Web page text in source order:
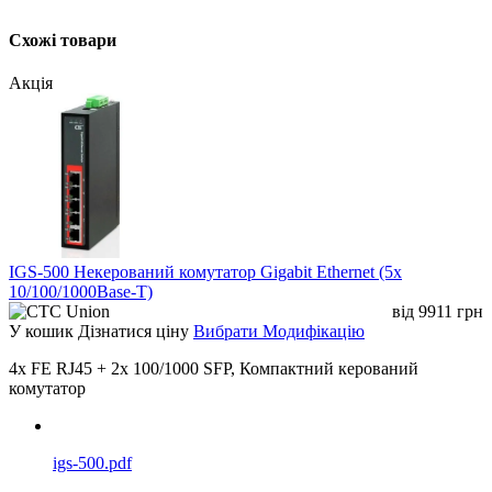
синхронізація», «Від кінця до кінця прозора
ведучий і ведений режими для кожного порту
Підтримка керування EMS
Схожі товари
Акція
IGS-500 Некерований комутатор Gigabit Ethernet (5x
10/100/1000Base-T)
від 9911 грн
У кошик Дізнатися ціну Вибрати Модифікацію
4x FE RJ45 + 2x 100/1000 SFP, Компактний керований
комутатор
igs-500.pdf